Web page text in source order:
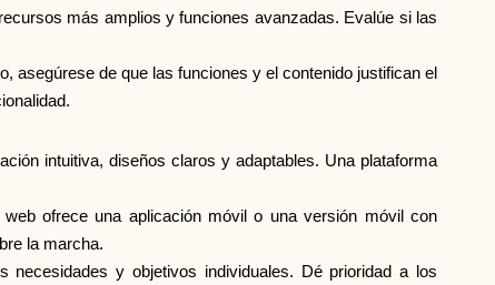
más amplios y funciones avanzadas. Evalúe si las
asegúrese de que las funciones y el contenido justifican el
intuitiva, diseños claros y adaptables. Una plataforma
ofrece una aplicación móvil o una versión móvil con
la marcha.
y objetivos individuales. Dé prioridad a los